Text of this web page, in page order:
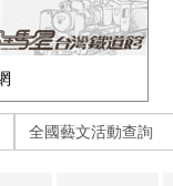
全國藝文活動查詢